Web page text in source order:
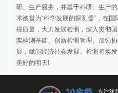
研、生产服务，并基于科研、生产
术被誉为“科学发展的探测器”，在
视质量，大力发展检测，深入贯彻
实检测基础、创新检测管理、加强
展，赋能经济社会发展。检测将焕
美好的明天!
专注纺